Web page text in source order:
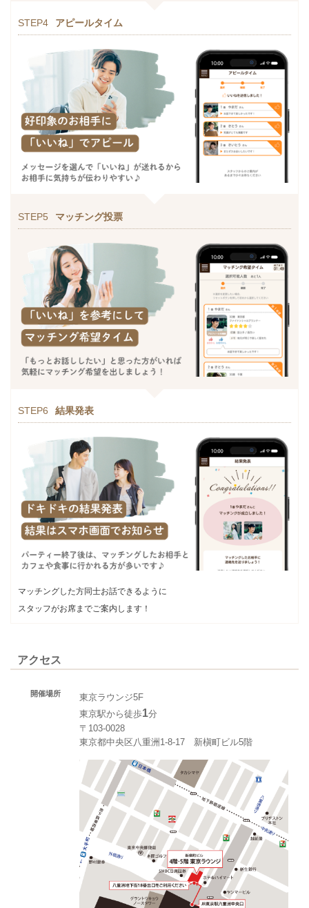
STEP4 アピールタイム
STEP5 マッチング投票
STEP6 結果発表
マッチングした方同士お話できるように
スタッフがお席までご案内します！
アクセス
開催場所
東京ラウンジ5F
東京駅から徒歩1分
〒103-0028
東京都中央区八重洲1-8-17 新槇町ビル5階